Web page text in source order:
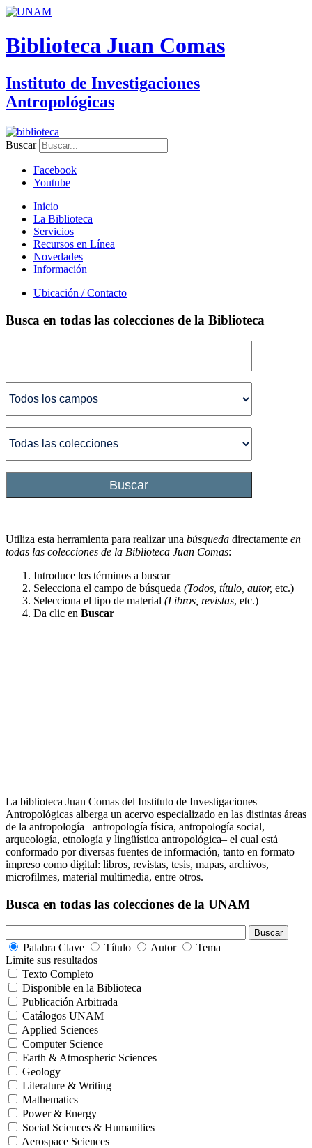
Biblioteca Juan Comas
Instituto de Investigaciones
Antropológicas
Buscar
Facebook
Youtube
Inicio
La Biblioteca
Servicios
Recursos en Línea
Novedades
Información
Ubicación / Contacto
Busca en todas las colecciones de la Biblioteca
Buscar
Utiliza esta herramienta para realizar una búsqueda directamente en
todas las colecciones de la Biblioteca Juan Comas:
Introduce los términos a buscar
Selecciona el campo de búsqueda (Todos, título, autor, etc.)
Selecciona el tipo de material (Libros, revistas, etc.)
Da clic en Buscar
La biblioteca Juan Comas del Instituto de Investigaciones
Antropológicas alberga un acervo especializado en las distintas áreas
de la antropología –antropología física, antropología social,
arqueología, etnología y lingüística antropológica– el cual está
conformado por diversas fuentes de información, tanto en formato
impreso como digital: libros, revistas, tesis, mapas, archivos,
microfilmes, material multimedia, entre otros.
Busca en todas las colecciones de la UNAM
Palabra Clave Título Autor
Tema
Limite sus resultados
Texto Completo
Disponible en la Biblioteca
Publicación Arbitrada
Catálogos UNAM
Applied Sciences
Computer Science
Earth & Atmospheric Sciences
Geology
Literature & Writing
Mathematics
Power & Energy
Social Sciences & Humanities
Aerospace Sciences